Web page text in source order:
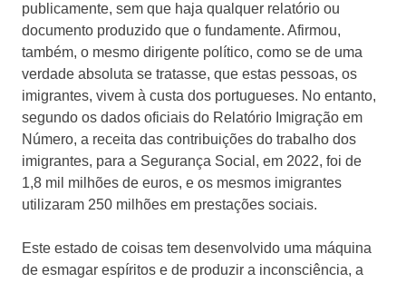
publicamente, sem que haja qualquer relatório ou
documento produzido que o fundamente. Afirmou,
também, o mesmo dirigente político, como se de uma
verdade absoluta se tratasse, que estas pessoas, os
imigrantes, vivem à custa dos portugueses. No entanto,
segundo os dados oficiais do Relatório Imigração em
Número, a receita das contribuições do trabalho dos
imigrantes, para a Segurança Social, em 2022, foi de
1,8 mil milhões de euros, e os mesmos imigrantes
utilizaram 250 milhões em prestações sociais.
Este estado de coisas tem desenvolvido uma máquina
de esmagar espíritos e de produzir a inconsciência, a